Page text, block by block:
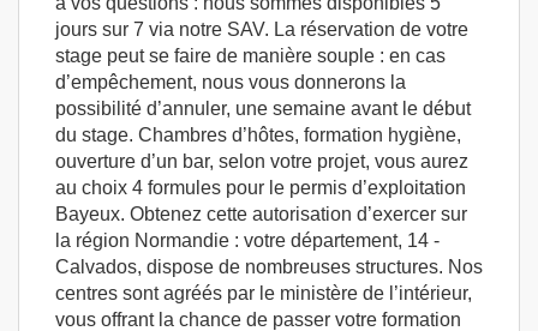
jours sur 7 via notre SAV. La réservation de votre
stage peut se faire de manière souple : en cas
d’empêchement, nous vous donnerons la
possibilité d’annuler, une semaine avant le début
du stage. Chambres d’hôtes, formation hygiène,
ouverture d’un bar, selon votre projet, vous aurez
au choix 4 formules pour le permis d’exploitation
Bayeux. Obtenez cette autorisation d’exercer sur
la région Normandie : votre département, 14 -
Calvados, dispose de nombreuses structures. Nos
centres sont agréés par le ministère de l’intérieur,
vous offrant la chance de passer votre formation